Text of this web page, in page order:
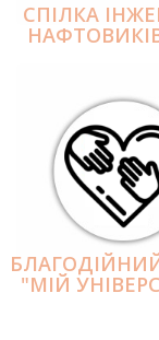
СПІЛКА
НАФТОВИКІВ
"МІЙ